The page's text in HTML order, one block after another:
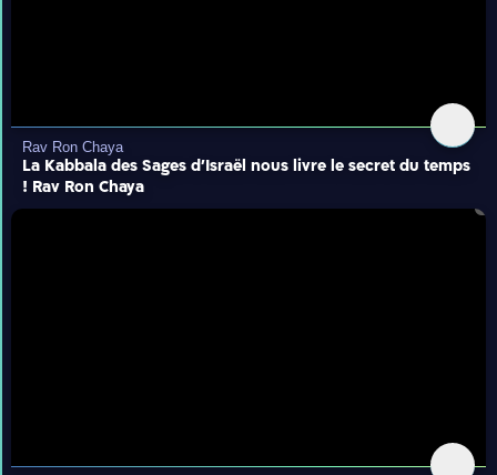
Rav Ron Chaya
La Kabbala des Sages d'Israël nous livre le secret du temps
! Rav Ron Chaya